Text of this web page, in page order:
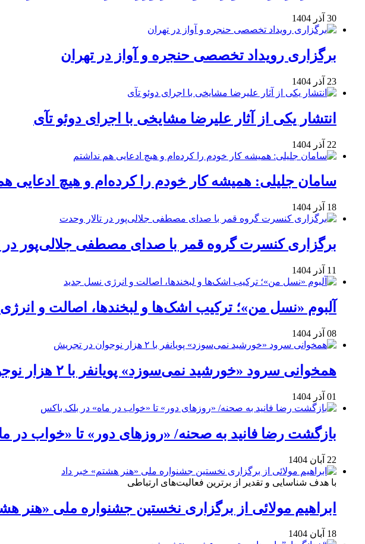
30 آذر 1404
برگزاری رویداد تخصصی حنجره و آواز در تهران
23 آذر 1404
انتشار یکی از آثار علیرضا مشایخی با اجرای دوئو تآی
22 آذر 1404
سامان جلیلی: همیشه کار خودم را کرده‌ام و هیچ ادعایی
18 آذر 1404
برگزاری کنسرت گروه قمر با صدای مصطفی جلالی‌پور در
11 آذر 1404
آلبوم «نسل من»؛ ترکیب اشک‌ها و لبخندها، اصالت و
08 آذر 1404
همخوانی سرود «خورشید نمی‌سوزد» پویانفر با ۲ هزار نوجوان در تجریش
01 آذر 1404
بازگشت رضا فانید به صحنه/ «روزهای دور» تا «خواب در
22 آبان 1404
با هدف شناسایی و تقدیر از برترین فعالیت‌های ارتباطی
ابراهیم مولائی از برگزاری نخستین جشنواره ملی «هنر
18 آبان 1404